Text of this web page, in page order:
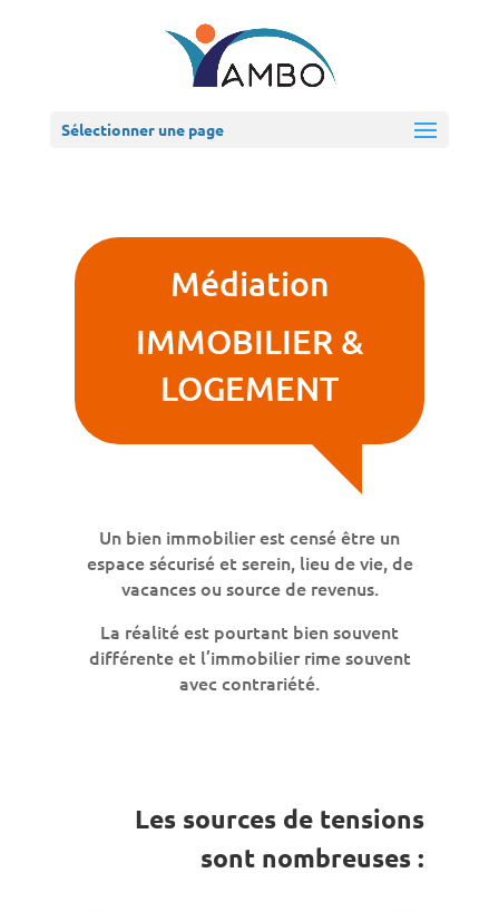
Sélectionner une page
Médiation
IMMOBILIER &
LOGEMENT
Un bien immobilier est censé être un
espace sécurisé et serein, lieu de vie, de
vacances ou source de revenus.
La réalité est pourtant bien souvent
différente et l’immobilier rime souvent
avec contrariété.
Les sources de tensions
sont nombreuses :